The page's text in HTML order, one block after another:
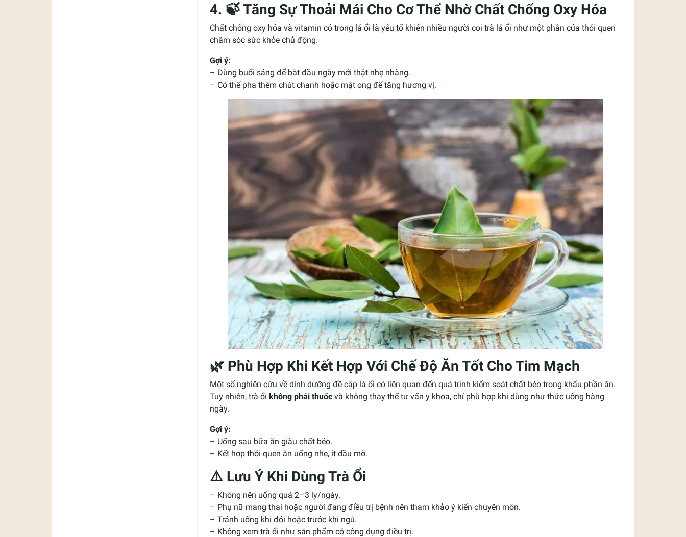
4. 🍃 Tăng Sự Thoải Mái Cho Cơ Thể Nhờ Chất Chống Oxy Hóa
Chất chống oxy hóa và vitamin có trong lá ổi là yếu tố khiến nhiều người coi trà lá ổi như một phần của thói quen
chăm sóc sức khỏe chủ động.
Gợi ý:
– Dùng buổi sáng để bắt đầu ngày mới thật nhẹ nhàng.
– Có thể pha thêm chút chanh hoặc mật ong để tăng hương vị.
🌿 Phù Hợp Khi Kết Hợp Với Chế Độ Ăn Tốt Cho Tim Mạch
Một số nghiên cứu về dinh dưỡng đề cập lá ổi có liên quan đến quá trình kiểm soát chất béo trong khẩu phần ăn.
Tuy nhiên, trà ổi không phải thuốc và không thay thế tư vấn y khoa, chỉ phù hợp khi dùng như thức uống hàng
ngày.
Gợi ý:
– Uống sau bữa ăn giàu chất béo.
– Kết hợp thói quen ăn uống nhẹ, ít dầu mỡ.
⚠️ Lưu Ý Khi Dùng Trà Ổi
– Không nên uống quá 2–3 ly/ngày.
– Phụ nữ mang thai hoặc người đang điều trị bệnh nên tham khảo ý kiến chuyên môn.
– Tránh uống khi đói hoặc trước khi ngủ.
– Không xem trà ổi như sản phẩm có công dụng điều trị.